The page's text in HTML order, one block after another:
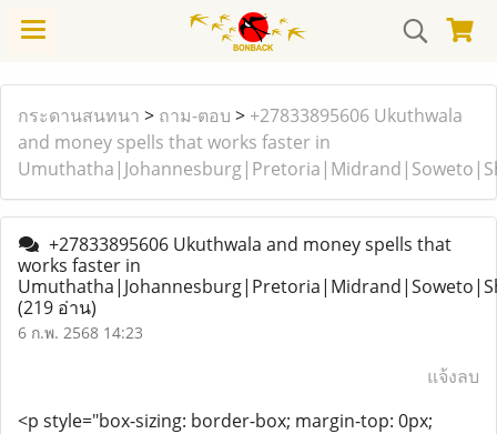
กระดานสนทนา > ถาม-ตอบ > +27833895606 Ukuthwala
and money spells that works faster in
+27833895606 Ukuthwala and money spells that
works faster in
(219 อ่าน)
6 ก.พ. 2568 14:23
แจ้งลบ
<p style="box-sizing: border-box; margin-top: 0px;